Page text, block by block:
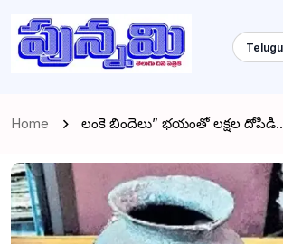
Home లంకె బిందెలు” భయంతో లక్షల దోపిడీ..